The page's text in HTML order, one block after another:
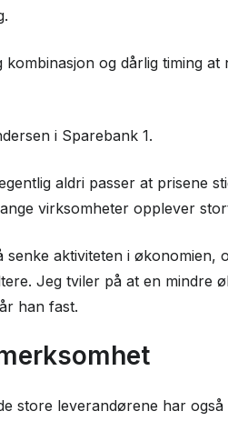
og dårlig timing
i Sparebank 1.
aldri passer at prisene
virksomheter opplever
senke aktiviteten i
Jeg tviler på at en mindre
han fast.
store leverandørene har